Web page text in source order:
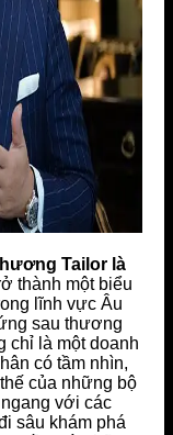
Tailor là
thành một biểu
lĩnh vực Âu
sau thương
chỉ là một doanh
có tầm nhìn,
của những bộ
với các
sâu khám phá